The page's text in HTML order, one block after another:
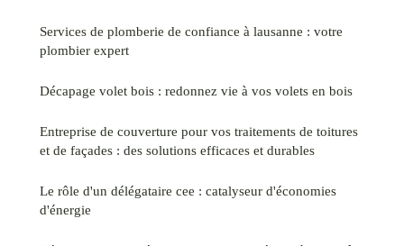
Services de plomberie de confiance à lausanne : votre
plombier expert
Décapage volet bois : redonnez vie à vos volets en bois
Entreprise de couverture pour vos traitements de toitures
et de façades : des solutions efficaces et durables
Le rôle d'un délégataire cee : catalyseur d'économies
d'énergie